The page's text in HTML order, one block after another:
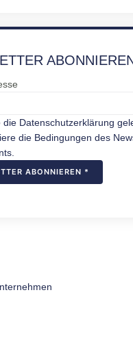
die Datenschutzerklärung
die Bedingungen des